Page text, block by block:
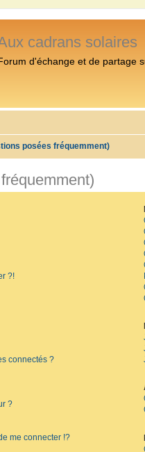
cadrans solaires
d'échange et de partage
posées fréquemment)
?!
connectés ?
?
me connecter !?